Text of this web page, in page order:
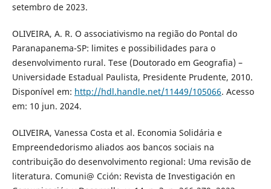
setembro de 2023.
OLIVEIRA, A. R. O associativismo na região do Pontal do
Paranapanema-SP: limites e possibilidades para o
desenvolvimento rural. Tese (Doutorado em Geografia) –
Universidade Estadual Paulista, Presidente Prudente, 2010.
Disponível em: http://hdl.handle.net/11449/105066. Acesso
em: 10 jun. 2024.
OLIVEIRA, Vanessa Costa et al. Economia Solidária e
Empreendedorismo aliados aos bancos sociais na
contribuição do desenvolvimento regional: Uma revisão de
literatura. Comuni@ Cción: Revista de Investigación en